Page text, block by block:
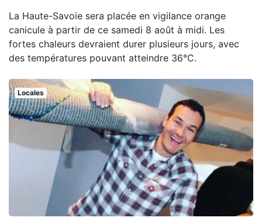
La Haute-Savoie sera placée en vigilance orange
canicule à partir de ce samedi 8 août à midi. Les
fortes chaleurs devraient durer plusieurs jours, avec
des températures pouvant atteindre 36°C.
Locales